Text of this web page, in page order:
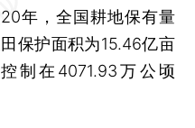
年，全国耕地保有量
保护面积为15.46亿亩
制在4071.93万公顷